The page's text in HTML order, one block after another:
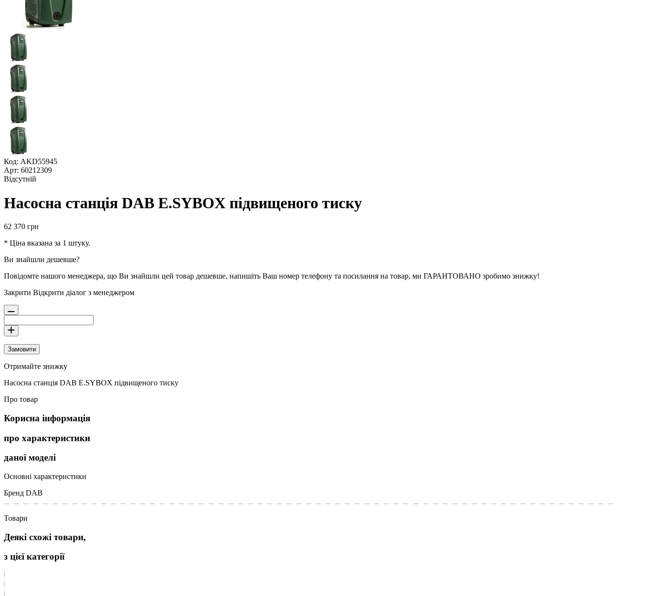
Код: AKD55945
Арт: 60212309
Відсутній
Насосна станція DAB E.SYBOX підвищеного тиску
62 370 грн
* Ціна вказана за 1 штуку.
Ви знайшли дешевше?
Повідомте нашого менеджера, що Ви знайшли цей товар дешевше, напишіть Ваш номер телефону та посилання на товар, ми ГАРАНТОВАНО зробимо знижку!
Закрити Відкрити діалог з менеджером
Замовити
Отримайте знижку
Насосна станція DAB E.SYBOX підвищеного тиску
Про товар
Корисна інформація
про характеристики
даної моделі
Основні характеристики
Бренд DAB
Товари
Деякі схожі товари,
з цієї категорії